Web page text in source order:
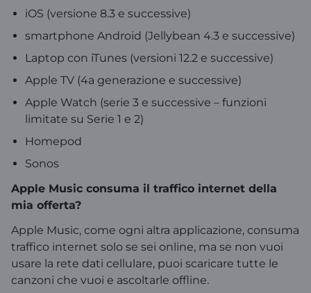
iOS (versione 8.3 e successive)
smartphone Android (Jellybean 4.3 e successive)
Laptop con iTunes (versioni 12.2 e successive)
Apple TV (4a generazione e successive)
Apple Watch (serie 3 e successive – funzioni
limitate su Serie 1 e 2)
Homepod
Sonos
Apple Music consuma il traffico internet della
mia offerta?
Apple Music, come ogni altra applicazione, consuma
traffico internet solo se sei online, ma se non vuoi
usare la rete dati cellulare, puoi scaricare tutte le
canzoni che vuoi e ascoltarle offline.